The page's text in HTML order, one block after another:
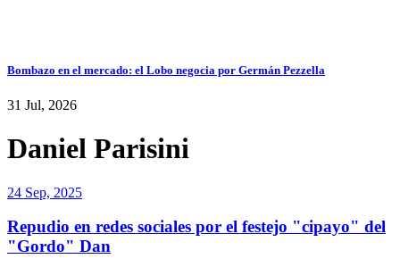
Bombazo en el mercado: el Lobo negocia por Germán Pezzella
31 Jul, 2026
Daniel Parisini
24 Sep, 2025
Repudio en redes sociales por el festejo "cipayo" del
"Gordo" Dan